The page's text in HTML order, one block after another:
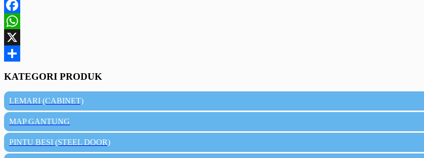
Facebook
WhatsApp
X
KATEGORI PRODUK
LEMARI (CABINET)
MAP GANTUNG
PINTU BESI (STEEL DOOR)